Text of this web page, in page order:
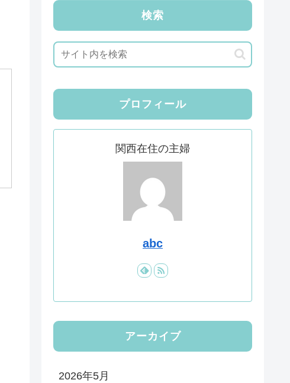
検索
プロフィール
関西在住の主婦
abc
アーカイブ
2026年5月